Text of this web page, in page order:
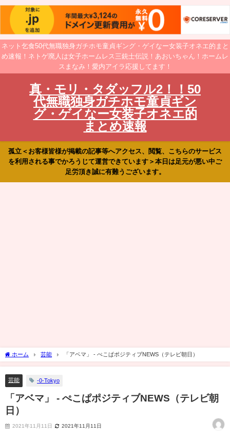
ネット乞食50代無職独身ガチホモ童貞ギング・ゲイなー女装子オネエ的まと
め速報！ネトゲ廃人は女子ホームレス三銃士伝説！あおいちゃん！ホームレ
スまなみ！愛内アイラ応援してます！
真・モリ・タダッフル2！！50
代無職独身ガチホモ童貞ギン
グ・ゲイなー女装子オネエ的
まとめ速報
孤立＜お客様皆様が掲載の記事等へアクセス、閲覧、こちらのサービス
を利用される事でかろうじて運営できています＞本日は足元が悪い中ご
足労頂き誠に有難うございます。
ホーム 芸能 「アベマ」 - ぺこぱポジティブNEWS（テレビ朝日）
芸能 -0-Tokyo
「アベマ」 - ぺこぱポジティブNEWS（テレビ朝
日）
2021年11月11日 2021年11月11日